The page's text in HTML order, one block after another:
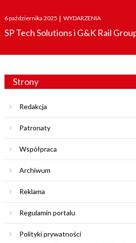
Posted
on
6 października 2025 | WYDARZENIA
SP Tech Solutions i G&K Rail
Strony
Redakcja
Patronaty
Współpraca
Archiwum
Reklama
Regulamin portalu
Polityki prywatności